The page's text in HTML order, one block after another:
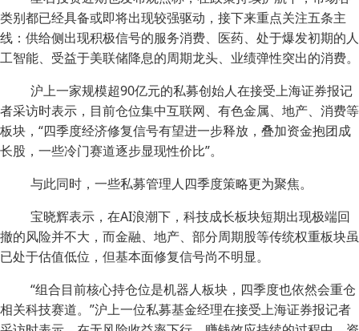
类别都已经具备或即将出现较强驱动，接下来重点关注五条主
线：供给侧出现积极信号的服务消费、医药、处于爆发初期的人
工智能、受益于美联储降息的周期龙头、业绩弹性突出的消费。
沪上一家规模超90亿元的私募创始人在接受上海证券报记
者采访时表示，目前仓位集中互联网、有色金属、地产、消费等
板块，“四季度经济修复信号有望进一步释放，叠加资金抱团成
长股，一些冷门赛道逐步显现性价比”。
与此同时，一些私募管理人四季度策略更为聚焦。
宝晓辉表示，在AI浪潮下，科技成长板块短期出现极端回
撤的风险并不大，而金融、地产、部分周期股等传统权重板块虽
已处于估值低位，但基本面修复信号尚不明显。
“组合目前核心持仓位是机器人板块，四季度也依然会重仓
相关科技赛道。”沪上一位私募基金经理在接受上海证券报记者